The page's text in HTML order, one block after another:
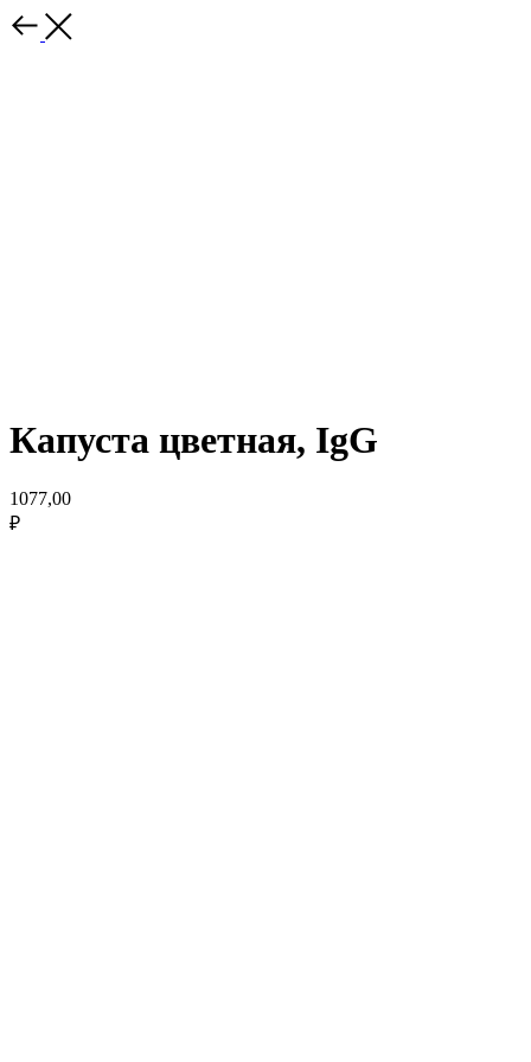
Капуста цветная, IgG
1077,00
₽